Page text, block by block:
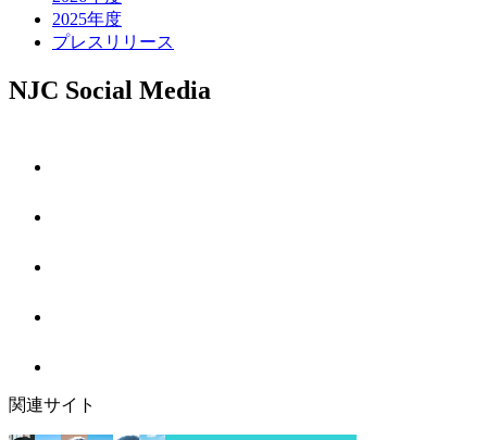
2025年度
プレスリリース
NJC Social Media
関連サイト